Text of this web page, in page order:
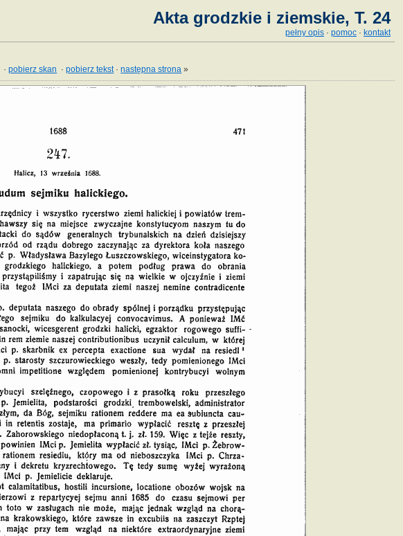
Akta grodzkie i ziemskie, T. 24
pełny opis · pomoc · kontakt
·pobierz skan ·pobierz tekst·następna strona »